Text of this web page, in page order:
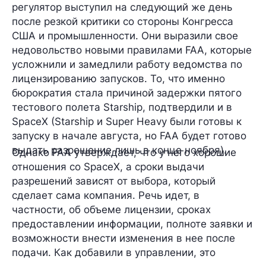
регулятор выступил на следующий же день
после резкой критики со стороны Конгресса
США и промышленности. Они выразили свое
недовольство новыми правилами FAA, которые
усложнили и замедлили работу ведомства по
лицензированию запусков. То, что именно
бюрократия стала причиной задержки пятого
тестового полета Starship, подтвердили и в
SpaceX (Starship и Super Heavy были готовы к
запуску в начале августа, но FAA будет готово
выдать разрешение лишь в конце ноября).
Однако FAA утверждает, что у него хорошие
отношения со SpaceX, а сроки выдачи
разрешений зависят от выбора, который
сделает сама компания. Речь идет, в
частности, об объеме лицензии, сроках
предоставлении информации, полноте заявки и
возможности внести изменения в нее после
подачи. Как добавили в управлении, это